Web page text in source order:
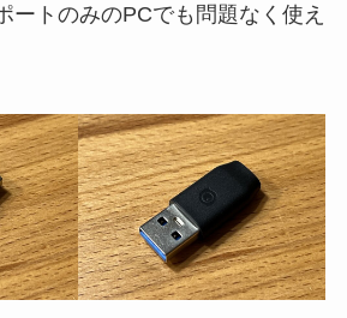
ートのみのPCでも問題なく使え